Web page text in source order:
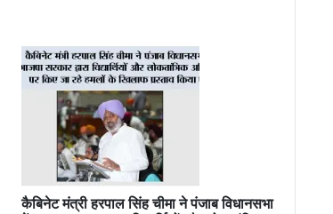
कैबिनेट मंत्री हरपाल सिंह चीमा ने पंजाब विधानसभा